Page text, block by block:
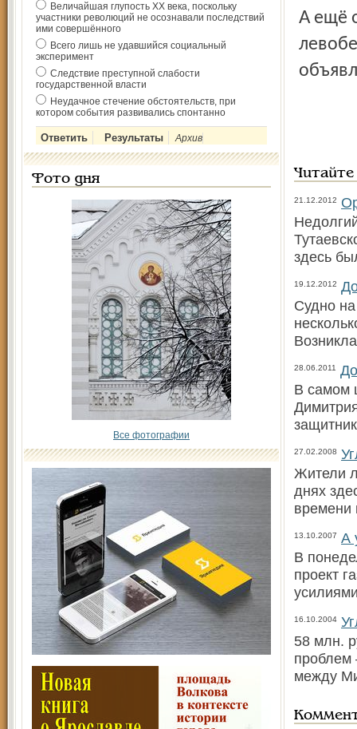
Величайшая глупость ХХ века, поскольку
участники революций не осознавали последствий
ими совершённого
Всего лишь не удавшийся социальный
эксперимент
Следствие преступной слабости
государственной власти
Неудачное стечение обстоятельств, при
котором события развивались спонтанно
Архив
Фото дня
Все фотографии
А ещё один проект уже готов – он касается газификации
21.12.2012
здесь
19.12.2012
Судно
28.06.2011
В самом
27.02.2008
Жители
днях
времени
13.10.2007 А
В
проект
16.10.2004
58 млн.
проблем
между